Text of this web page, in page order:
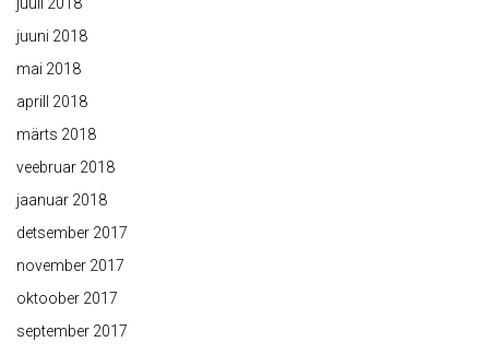
juuni 2018
mai 2018
aprill 2018
märts 2018
veebruar 2018
jaanuar 2018
detsember 2017
november 2017
oktoober 2017
september 2017